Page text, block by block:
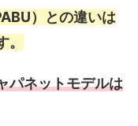
）との違いは
パネットモデルは